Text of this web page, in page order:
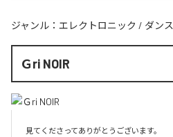
ジャンル： エレクトロニック / ダンス
Ｇri NOIR
見てくださってありがとうございます。